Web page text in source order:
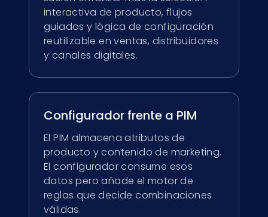
interactiva de producto, flujos
guiados y lógica de configuración
reutilizable en ventas, distribuidores
y canales digitales.
Configurador frente a PIM
El PIM almacena atributos de
producto y contenido de marketing.
El configurador consume esos
datos pero añade el motor de
reglas que decide combinaciones
válidas.